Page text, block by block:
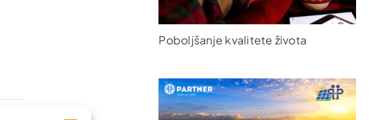
Poboljšanje kvalitete života